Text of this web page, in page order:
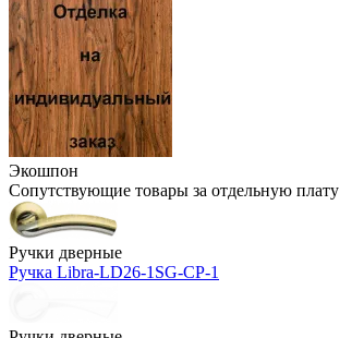
Экошпон
Сопутствующие товары за отдельную плату
Ручки дверные
Ручка Libra-LD26-1SG-CP-1